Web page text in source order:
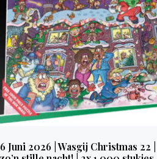
6 Juni 2026 | Wasgij Christmas 22